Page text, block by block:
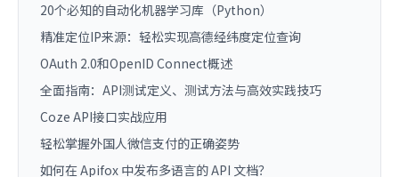
20个必知的自动化机器学习库（Python）
精准定位IP来源：轻松实现高德经纬度定位查询
OAuth 2.0和OpenID Connect概述
全面指南：API测试定义、测试方法与高效实践技巧
Coze API接口实战应用
轻松掌握外国人微信支付的正确姿势
如何在 Apifox 中发布多语言的 API 文档？